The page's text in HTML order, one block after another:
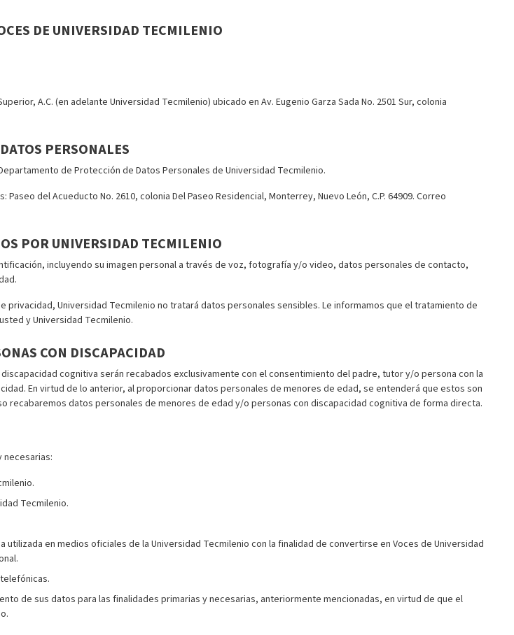
DE UNIVERSIDAD TECMILENIO
A.C. (en adelante Universidad Tecmilenio) ubicado en Av. Eugenio Garza Sada No. 2501 Sur, colonia
PERSONALES
de Protección de Datos Personales de Universidad Tecmilenio.
del Acueducto No. 2610, colonia Del Paseo Residencial, Monterrey, Nuevo León, C.P. 64909. Correo
POR UNIVERSIDAD TECMILENIO
incluyendo su imagen personal a través de voz, fotografía y/o video, datos personales de contacto,
Universidad Tecmilenio no tratará datos personales sensibles. Le informamos que el tratamiento de
y Universidad Tecmilenio.
CON DISCAPACIDAD
cognitiva serán recabados exclusivamente con el consentimiento del padre, tutor y/o persona con la
En virtud de lo anterior, al proporcionar datos personales de menores de edad, se entenderá que estos son
datos personales de menores de edad y/o personas con discapacidad cognitiva de forma directa.
necesarias:
Tecmilenio.
en medios oficiales de la Universidad Tecmilenio con la finalidad de convertirse en Voces de Universidad
de sus datos para las finalidades primarias y necesarias, anteriormente mencionadas, en virtud de que el